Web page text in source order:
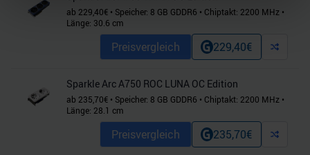
Abschnitt Einzelheitenfest.
Wir verwenden Cookies, um Inhalte und Anzeigen zu
zu können und die Zugriffe auf unsere Website zu
analysieren. Außerdem geben wir Informationen zu Ihrer
Verwendung unserer Website an unsere Partner für
soziale Medien, Werbung und Analysen weiter. Unsere
Partner führen diese Informationen möglicherweise mit
ab 229,40€ • Speicher: 8 GB GDDR6 • Chiptakt: 2200 MHz •
Länge: 30.6 cm
Preisvergleich 229,40€
Sparkle Arc A750 ROC LUNA OC Edition
ab 235,70€ • Speicher: 8 GB GDDR6 • Chiptakt: 2200 MHz •
Länge: 28.1 cm
Preisvergleich 235,70€